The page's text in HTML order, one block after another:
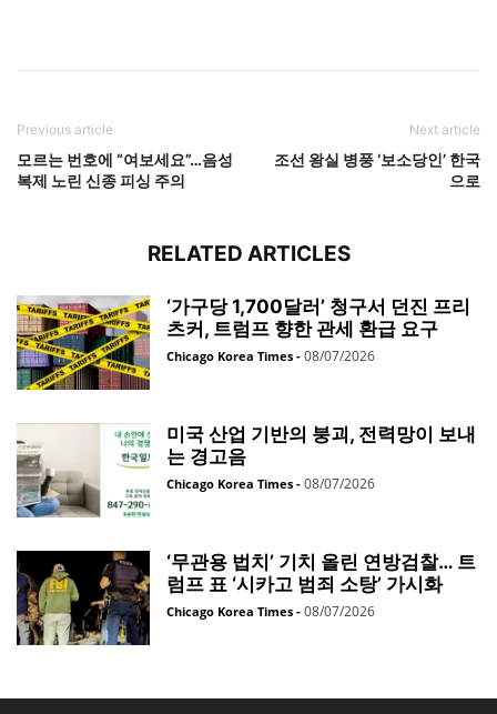
Previous article
모르는 번호에 “여보세요”…음성
복제 노린 신종 피싱 주의
Next article
조선 왕실 병풍 ‘보소당인’ 한국
으로
RELATED ARTICLES
‘가구당 1,700달러’ 청구서 던진 프리
츠커, 트럼프 향한 관세 환급 요구
Chicago Korea Times - 08/07/2026
미국 산업 기반의 붕괴, 전력망이 보내
는 경고음
Chicago Korea Times - 08/07/2026
‘무관용 법치’ 기치 올린 연방검찰… 트
럼프 표 ‘시카고 범죄 소탕’ 가시화
Chicago Korea Times - 08/07/2026